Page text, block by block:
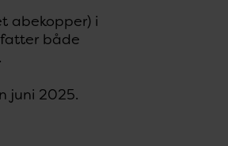
abekopper) i
både
juni 2025.